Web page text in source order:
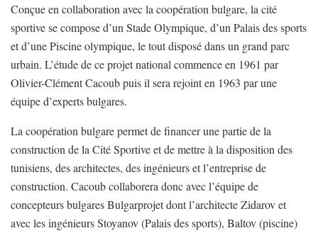
Conçue en collaboration avec la coopération bulgare, la cité
sportive se compose d’un Stade Olympique, d’un Palais des sports
et d’une Piscine olympique, le tout disposé dans un grand parc
urbain. L’étude de ce projet national commence en 1961 par
Olivier-Clément Cacoub puis il sera rejoint en 1963 par une
équipe d’experts bulgares.
La coopération bulgare permet de financer une partie de la
construction de la Cité Sportive et de mettre à la disposition des
tunisiens, des architectes, des ingénieurs et l’entreprise de
construction. Cacoub collaborera donc avec l’équipe de
concepteurs bulgares Bulgarprojet dont l’architecte Zidarov et
avec les ingénieurs Stoyanov (Palais des sports), Baltov (piscine)